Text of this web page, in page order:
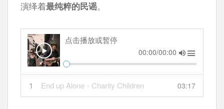
演绎着最纯粹的民谣。
点击播放或暂停
00:00/00:00
1 End up Alone - Charity Children 03:17